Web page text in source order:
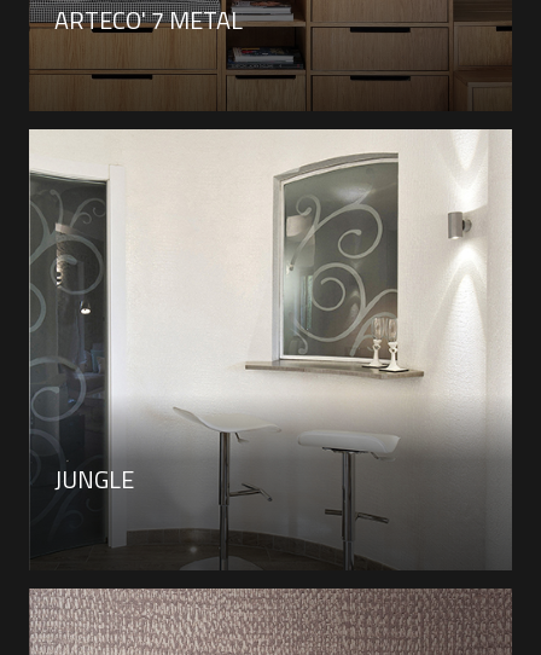
ARTECO' 7 METAL
JUNGLE